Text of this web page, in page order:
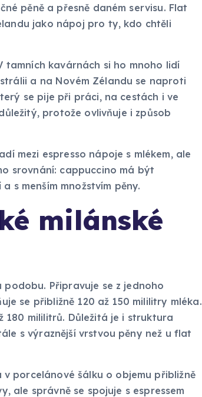
pěně a přesně daném servisu. Flat
jako nápoj pro ty, kdo chtěli
tamních kavárnách si ho mnoho lidí
a na Novém Zélandu se naproti
se pije při práci, na cestách i ve
protože ovlivňuje i způsob
mezi espresso nápoje s mlékem, ale
srovnání: cappuccino má být
s menším množstvím pěny.
milánské
Připravuje se z jednoho
se přibližně 120 až 150 mililitry mléka.
180 mililitrů. Důležitá je i struktura
s výraznější vrstvou pěny než u flat
porcelánové šálku o objemu přibližně
ale správně se spojuje s espressem